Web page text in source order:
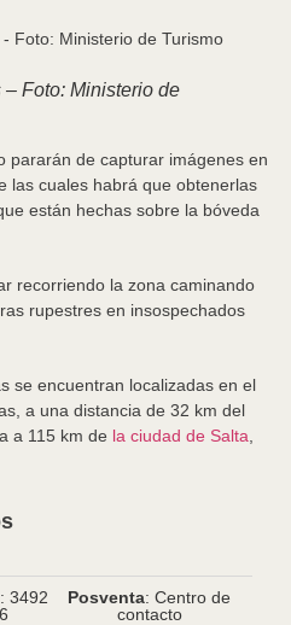
Foto: Ministerio de
pararán de capturar imágenes en
las cuales habrá que obtenerlas
están hechas sobre la bóveda
recorriendo la zona caminando
rupestres en insospechados
se encuentran localizadas en el
a una distancia de 32 km del
a 115 km de la ciudad de Salta
: 3492
Posventa: Centro de
contacto